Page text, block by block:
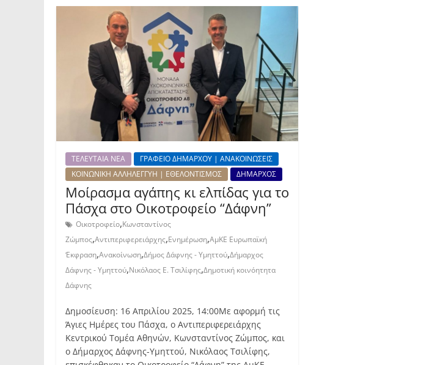
ΤΕΛΕΥΤΑΙΑ ΝΕΑ
ΓΡΑΦΕΙΟ ΔΗΜΑΡΧΟΥ | ΑΝΑΚΟΙΝΩΣΕΙΣ
ΚΟΙΝΩΝΙΚΗ ΑΛΛΗΛΕΓΓΥΗ | ΕΘΕΛΟΝΤΙΣΜΟΣ
ΔΗΜΑΡΧΟΣ
Μοίρασμα αγάπης κι ελπίδας για το
Πάσχα στο Οικοτροφείο “Δάφνη”
Οικοτροφείο,Κωνσταντίνος
Ζώμπος,Αντιπεριφερειάρχης,Ενημέρωση,ΑμΚΕ Ευρωπαϊκή
Έκφραση,Ανακοίνωση,Δήμος Δάφνης - Υμηττού,Δήμαρχος
Δάφνης - Υμηττού,Νικόλαος Ε. Τσιλίφης,Δημοτική κοινόητητα
Δάφνης
Δημοσίευση: 16 Απριλίου 2025, 14:00Με αφορμή τις
Άγιες Ημέρες του Πάσχα, ο Αντιπεριφερειάρχης
Κεντρικού Τομέα Αθηνών, Κωνσταντίνος Ζώμπος, και
ο Δήμαρχος Δάφνης-Υμηττού, Νικόλαος Τσιλίφης,